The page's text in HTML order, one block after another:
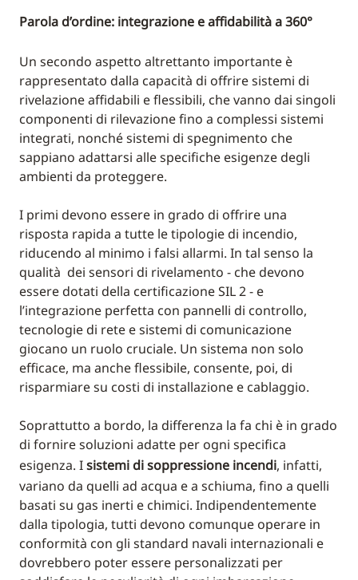
Parola d’ordine: integrazione e affidabilità a 360°
Un secondo aspetto altrettanto importante è
rappresentato dalla capacità di offrire sistemi di
rivelazione affidabili e flessibili, che vanno dai singoli
componenti di rilevazione fino a complessi sistemi
integrati, nonché sistemi di spegnimento che
sappiano adattarsi alle specifiche esigenze degli
ambienti da proteggere.
I primi devono essere in grado di offrire una
risposta rapida a tutte le tipologie di incendio,
riducendo al minimo i falsi allarmi. In tal senso la
qualità dei sensori di rivelamento - che devono
essere dotati della certificazione SIL 2 - e
l’integrazione perfetta con pannelli di controllo,
tecnologie di rete e sistemi di comunicazione
giocano un ruolo cruciale. Un sistema non solo
efficace, ma anche flessibile, consente, poi, di
risparmiare su costi di installazione e cablaggio.
Soprattutto a bordo, la differenza la fa chi è in grado
di fornire soluzioni adatte per ogni specifica
esigenza. Isistemi di soppressione incendi, infatti,
variano da quelli ad acqua e a schiuma, fino a quelli
basati su gas inerti e chimici. Indipendentemente
dalla tipologia, tutti devono comunque operare in
conformità con gli standard navali internazionali e
dovrebbero poter essere personalizzati per